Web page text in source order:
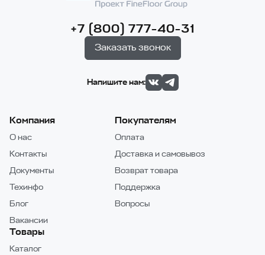
+7 (800) 777-40-31
Заказать звонок
Напишите нам:
Компания
О нас
Контакты
Документы
Техинфо
Блог
Вакансии
Покупателям
Оплата
Доставка и самовывоз
Возврат товара
Поддержка
Вопросы
Товары
Каталог